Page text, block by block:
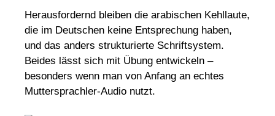
Herausfordernd bleiben die arabischen Kehllaute,
die im Deutschen keine Entsprechung haben,
und das anders strukturierte Schriftsystem.
Beides lässt sich mit Übung entwickeln –
besonders wenn man von Anfang an echtes
Muttersprachler-Audio nutzt.